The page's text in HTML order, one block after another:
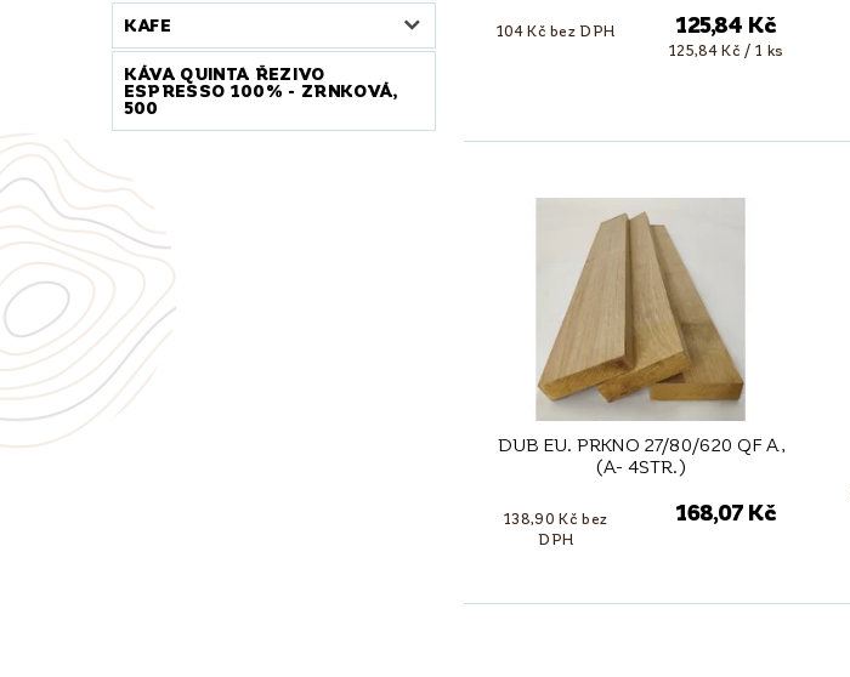
KAFE
KÁVA QUINTA ŘEZIVO
ESPRESSO 100% - ZRNKOVÁ,
500
104 Kč bez DPH 125,84 Kč
125,84 Kč / 1 ks
DUB EU. PRKNO 27/80/620 QF A,
(A- 4STR.)
138,90 Kč bez
DPH
168,07 Kč